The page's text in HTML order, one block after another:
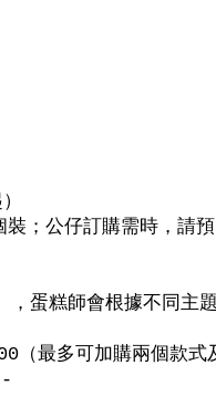
）
；公仔訂購需時，請預
蛋糕師會根據不同主
最多可加購兩個款式